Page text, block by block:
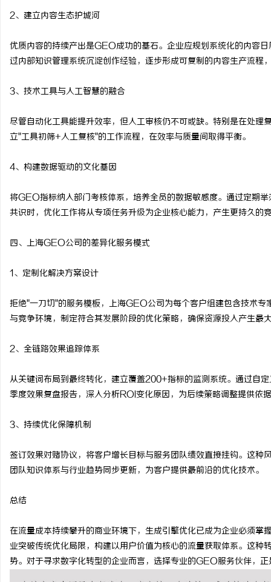
2、建立内容生态护城河
优质内容的持续产出是GEO成功的基石。企业应规划系统化的内容
过内部知识管理系统沉淀创作经验，逐步形成可复制的内容生产流程
3、技术工具与人工智慧的融合
尽管自动化工具能提升效率，但人工审核仍不可或缺。特别是在处
立"工具初筛+人工复核"的工作流程，在效率与质量间取得平衡。
4、构建数据驱动的文化基因
将GEO指标纳入部门考核体系，培养全员的数据敏感度。通过定期
共识时，优化工作将从专项任务升级为企业核心能力，产生更持久的
四、上海GEO公司的差异化服务模式
1、定制化解决方案设计
拒绝"一刀切"的服务模板，上海GEO公司为每个客户组建包含技术
与竞争环境，制定符合其发展阶段的优化策略，确保资源投入产生最
2、全链路效果追踪体系
从关键词布局到最终转化，建立覆盖200+指标的监测系统。通过自
季度效果复盘报告，深入分析ROI变化原因，为后续策略调整提供依
3、持续优化保障机制
签订效果对赌协议，将客户增长目标与服务团队绩效直接挂钩。这
团队知识体系与行业趋势同步更新，为客户提供最前沿的优化技术。
总结
在流量成本持续攀升的商业环境下，生成引擎优化已成为企业必须
业突破传统优化局限，构建以用户价值为核心的流量获取体系。这
势。对于寻求数字化转型的企业而言，选择专业的GEO服务伙伴，